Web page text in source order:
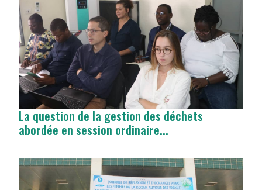
La question de la gestion des déchets
abordée en session ordinaire...